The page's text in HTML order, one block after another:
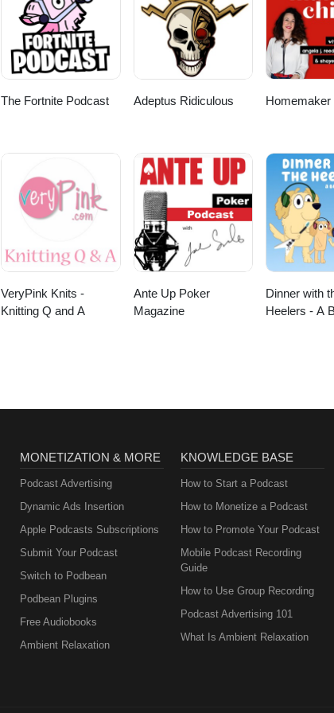
The Fortnite Podcast Adeptus Ridiculous Homemaker
VeryPink Knits -
Knitting Q and A
Ante Up Poker
Magazine
Dinner with
Heelers - A
MONETIZATION & MORE
Podcast Advertising
Dynamic Ads Insertion
Apple Podcasts Subscriptions
Submit Your Podcast
Switch to Podbean
Podbean Plugins
Free Audiobooks
Ambient Relaxation
KNOWLEDGE BASE
How to Start a Podcast
How to Monetize a Podcast
How to Promote Your Podcast
Mobile Podcast Recording
Guide
How to Use Group Recording
Podcast Advertising 101
What Is Ambient Relaxation